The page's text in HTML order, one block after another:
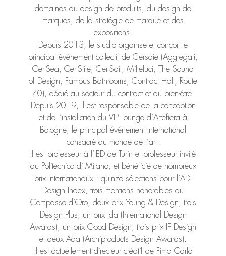
domaines du design de produits, du design de
marques, de la stratégie de marque et des
expositions.
Depuis 2013, le studio organise et conçoit le
principal événement collectif de Cersaie (Aggregati,
Cer-Sea, Cer-Stile, Cer-Sail, Milleluci, The Sound
of Design, Famous Bathrooms, Contract Hall, Route
40), dédié au secteur du contract et du bien-être.
Depuis 2019, il est responsable de la conception
et de l’installation du VIP Lounge d’Artefiera à
Bologne, le principal événement international
consacré au monde de l’art.
Il est professeur à l’IED de Turin et professeur invité
au Politecnico di Milano, et bénéficie de nombreux
prix internationaux : quinze sélections pour l’ADI
Design Index, trois mentions honorables au
Compasso d’Oro, deux prix Young & Design, trois
Design Plus, un prix Ida (International Design
Awards), un prix Good Design, trois prix IF Design
et deux Ada (Archiproducts Design Awards).
Il est actuellement directeur créatif de Fima Carlo